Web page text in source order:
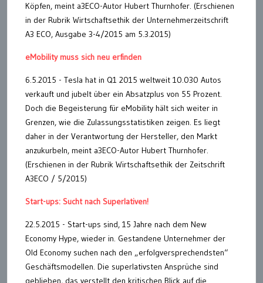
Köpfen, meint a3ECO-Autor Hubert Thurnhofer. (Erschienen
in der Rubrik Wirtschaftsethik der Unternehmerzeitschrift
A3 ECO, Ausgabe 3-4/2015 am 5.3.2015)
eMobility muss sich neu erfinden
6.5.2015 - Tesla hat in Q1 2015 weltweit 10.030 Autos
verkauft und jubelt über ein Absatzplus von 55 Prozent.
Doch die Begeisterung für eMobility hält sich weiter in
Grenzen, wie die Zulassungsstatistiken zeigen. Es liegt
daher in der Verantwortung der Hersteller, den Markt
anzukurbeln, meint a3ECO-Autor Hubert Thurnhofer.
(Erschienen in der Rubrik Wirtschaftsethik der Zeitschrift
A3ECO / 5/2015)
Start-ups: Sucht nach Superlativen!
22.5.2015 - Start-ups sind, 15 Jahre nach dem New
Economy Hype, wieder in. Gestandene Unternehmer der
Old Economy suchen nach den „erfolgversprechendsten“
Geschäftsmodellen. Die superlativsten Ansprüche sind
geblieben, das verstellt den kritischen Blick auf die